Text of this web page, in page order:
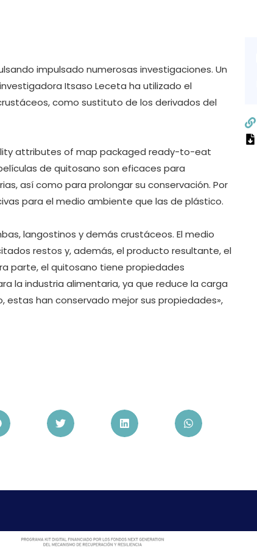
impulsado numerosas investigaciones. Un
Itsaso Leceta ha utilizado el
como sustituto de los derivados del
attributes of map packaged ready-to-eat
de quitosano son eficaces para
así como para prolongar su conservación. Por
para el medio ambiente que las de plástico.
langostinos y demás crustáceos. El medio
restos y, además, el producto resultante, el
parte, el quitosano tiene propiedades
la industria alimentaria, ya que reduce la carga
han conservado mejor sus propiedades»,